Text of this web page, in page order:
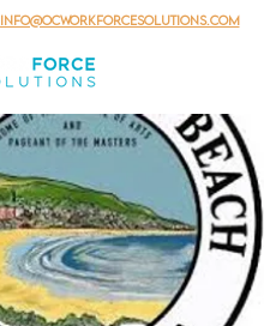
info@ocworkforcesolutions.com